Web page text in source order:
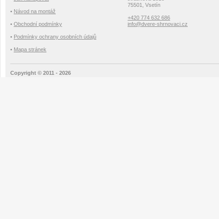
• Návod na montáž
• Obchodní podmínky
• Podmínky ochrany osobních údajů
• Mapa stránek
75501, Vsetín
+420 774 632 686
info@dvere-shrnovaci.cz
Copyright © 2011 - 2026